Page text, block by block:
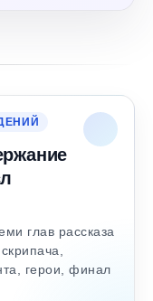
глав рассказа
герои, финал